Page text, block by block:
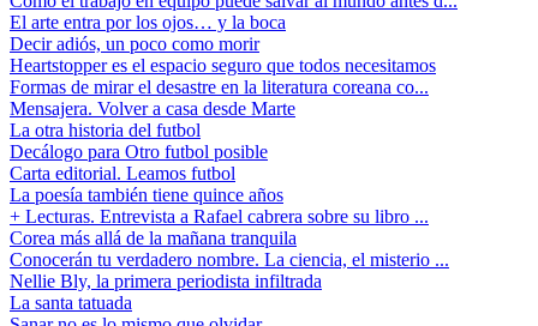
El arte entra por los ojos… y la boca
Decir adiós, un poco como morir
Heartstopper es el espacio seguro que todos necesitamos
Formas de mirar el desastre en la literatura coreana co...
Mensajera. Volver a casa desde Marte
La otra historia del futbol
Decálogo para Otro futbol posible
Carta editorial. Leamos futbol
La poesía también tiene quince años
+ Lecturas. Entrevista a Rafael cabrera sobre su libro ...
Corea más allá de la mañana tranquila
Conocerán tu verdadero nombre. La ciencia, el misterio ...
Nellie Bly, la primera periodista infiltrada
La santa tatuada